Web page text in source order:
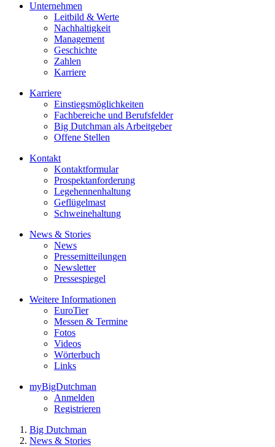
Unternehmen
Leitbild & Werte
Nachhaltigkeit
Management
Geschichte
Zahlen
Karriere
Karriere
Einstiegsmöglichkeiten
Fachbereiche und Berufsfelder
Big Dutchman als Arbeitgeber
Offene Stellen
Kontakt
Kontaktformular
Prospektanforderung
Legehennenhaltung
Geflügelmast
Schweinehaltung
News & Stories
News
Pressemitteilungen
Newsletter
Pressespiegel
Weitere Informationen
EuroTier
Messen & Termine
Fotos
Videos
Wörterbuch
Links
myBigDutchman
Anmelden
Registrieren
Big Dutchman
News & Stories